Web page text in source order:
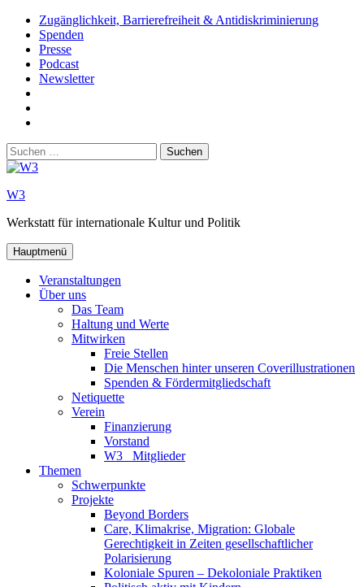
Zum
Inhalt
springen
Zugänglichkeit, Barrierefreiheit & Antidiskriminierung
Spenden
Presse
Podcast
Newsletter
Youtube
Suchen
nach:
W3
Werkstatt für internationale Kultur und Politik
Hauptmenü
Veranstaltungen
Über uns
Das Team
Haltung und Werte
Mitwirken
Freie Stellen
Die Menschen hinter unseren Coverillustrationen
Spenden & Fördermitgliedschaft
Netiquette
Verein
Finanzierung
Vorstand
W3_ Mitglieder
Themen
Schwerpunkte
Projekte
Beyond Borders
Care, Klimakrise, Migration: Globale
Gerechtigkeit in Zeiten gesellschaftlicher
Polarisierung
Koloniale Spuren – Dekoloniale Praktiken